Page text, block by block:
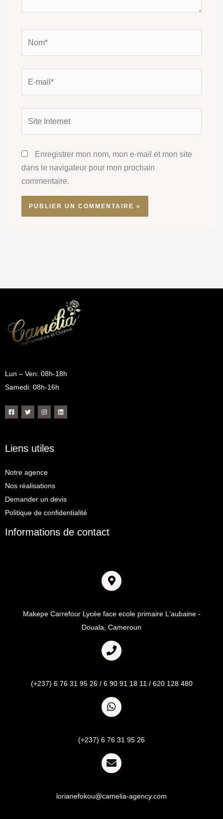
Enregistrer mon nom, mon e-mail et mon site
dans le navigateur pour mon prochain
commentaire.
Lun – Ven: 08h-18h
Samedi: 08h-16h
Liens utiles
Notre agence
Nos réalisations
Demander un devis
Politique de confidentialité
Informations de contact
Makepe Carrefour Lycée face ecole primaire L'aubaine -
Douala, Cameroun
(+237) 6 76 31 95 26 / 6 90 91 18 11 / 620 128 480
(+237) 6 76 31 95 26
lorianefokou@camelia-agency.com